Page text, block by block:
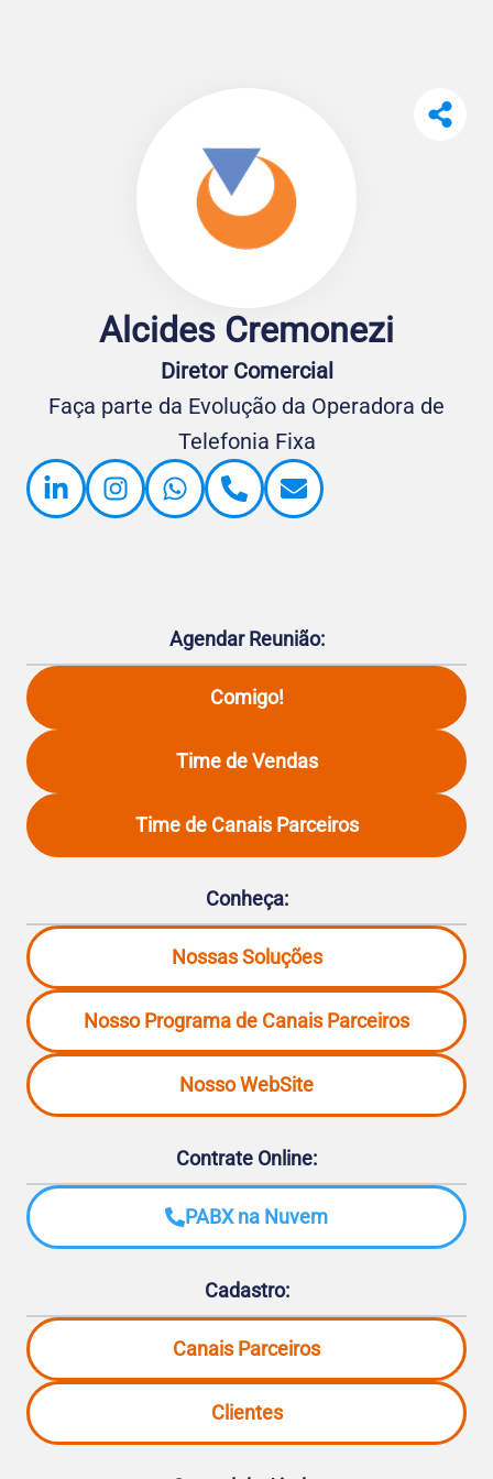
Alcides Cremonezi
Diretor Comercial
Faça parte da Evolução da Operadora de
Telefonia Fixa
Agendar Reunião:
Comigo!
Time de Vendas
Time de Canais Parceiros
Conheça:
Nossas Soluções
Nosso Programa de Canais Parceiros
Nosso WebSite
Contrate Online:
PABX na Nuvem
Cadastro:
Canais Parceiros
Clientes